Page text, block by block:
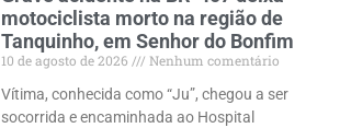
motociclista morto na região de
Tanquinho, em Senhor do Bonfim
10 de agosto de 2026
Nenhum comentário
Vítima, conhecida como “Ju”, chegou a ser
socorrida e encaminhada ao Hospital